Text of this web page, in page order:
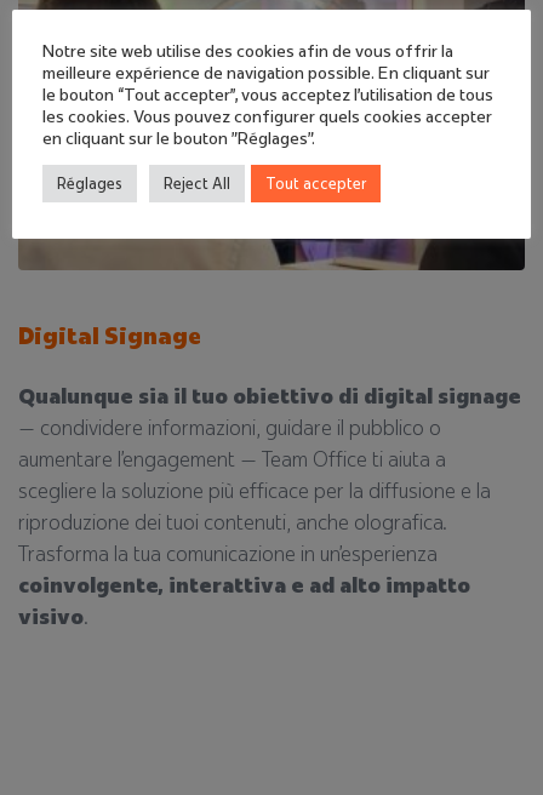
Digital Signage
Qualunque sia il tuo obiettivo di digital signage
— condividere informazioni, guidare il pubblico o
aumentare l’engagement — Team Office ti aiuta a
scegliere la soluzione più efficace per la diffusione e la
riproduzione dei tuoi contenuti, anche olografica.
Trasforma la tua comunicazione in un’esperienza
coinvolgente, interattiva e ad alto impatto
visivo.
Notre site web utilise des cookies afin de vous offrir la
meilleure expérience de navigation possible. En cliquant sur
le bouton “Tout accepter”, vous acceptez l'utilisation de tous
les cookies. Vous pouvez configurer quels cookies accepter
en cliquant sur le bouton "Réglages".
Réglages Reject All Tout accepter